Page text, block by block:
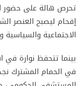
تحرص هالة على حضور
إقحام ليصبح العنصر
الاجتماعية والسياسية
بينما تتحفظ نوارة
في الحمام المشترك